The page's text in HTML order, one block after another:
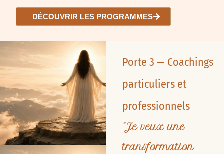
DÉCOUVRIR LES PROGRAMMES
Porte 3 — Coachings
particuliers et
professionnels
"Je veux une
transformation